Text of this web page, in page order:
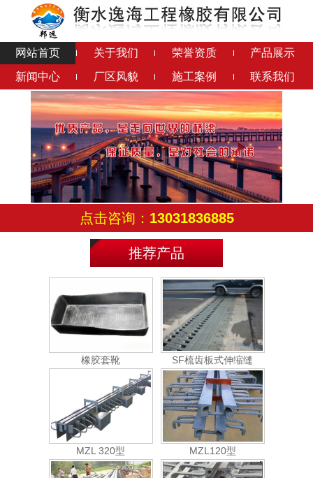
网站首页 关于我们 荣誉资质
产品展示
新闻中心
厂区风貌 施工案例 联系我们
点击咨询： 13031836885
推荐产品
抗震球铰支座 帘布橡胶板
帘布橡胶板 支座配套钢板
铁路预埋件 橡胶抽拔管
橡胶套靴 SF梳齿板式伸缩缝
MZL 320型 MZL120型